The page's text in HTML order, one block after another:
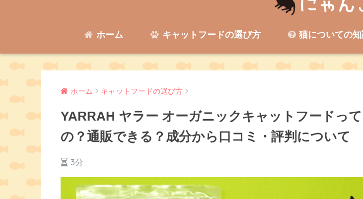
ホーム キャットフードの選び方 猫についての
ホーム キャットフードの選び方
YARRAH ヤラー オーガニックキャットフードっ
の？通販できる？成分から口コミ・評判について
3分